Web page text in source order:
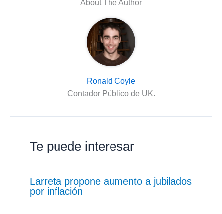
About The Author
Ronald Coyle
Contador Público de UK.
Te puede interesar
Larreta propone aumento a jubilados
por inflación